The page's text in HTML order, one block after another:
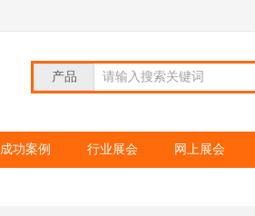
产品 请输入搜索关键词
成功案例 行业展会 网上展会